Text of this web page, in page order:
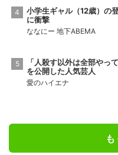
小学生ギャル（12歳）の
に衝撃
ななにー 地下ABEMA
「人殺す以外は全部やっ
を公開した人気芸人
愛のハイエナ